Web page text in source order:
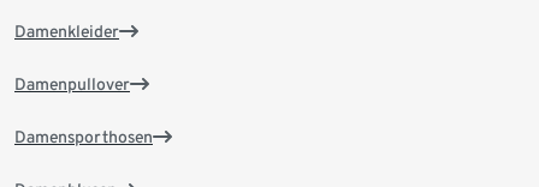
Damenkleider
Damenpullover
Damensporthosen